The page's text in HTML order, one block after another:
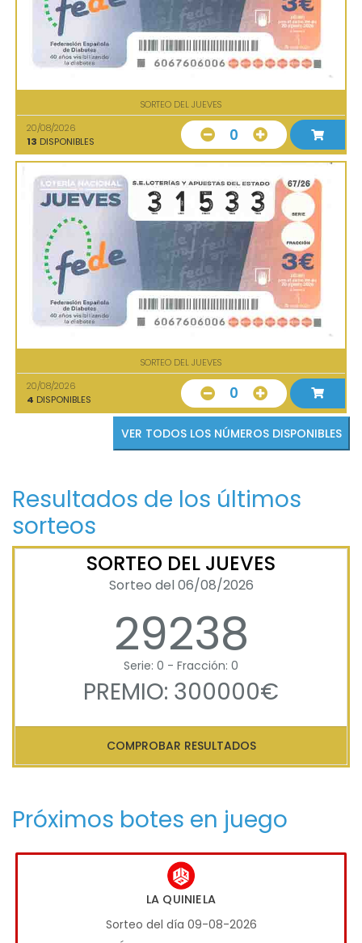
SORTEO DEL JUEVES
20/08/2026
13 DISPONIBLES 0
SORTEO DEL JUEVES
20/08/2026
4 DISPONIBLES 0
VER TODOS LOS NÚMEROS DISPONIBLES
Resultados de los últimos
sorteos
SORTEO DEL JUEVES
Sorteo del 06/08/2026
29238
Serie: 0 - Fracción: 0
PREMIO: 300000€
COMPROBAR RESULTADOS
Próximos botes en juego
LA QUINIELA
Sorteo del día 09-08-2026